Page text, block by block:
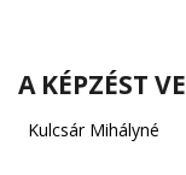
A KÉPZÉST
Kulcsár Mihályné